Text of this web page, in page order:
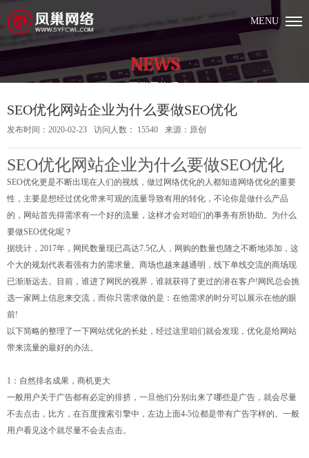
MENU
NEWS
​SEO优化网站企业为什么要做SEO优化
发布时间：2020-02-23 访问人数： 15540 来源：原创
SEO优化网站企业为什么要做SEO优化
SEO优化更是不断出现在人们的视线，做过网络优化的人都知道网络优化的重要
性，主要是想经过优化带来可观的流量导致有用的转化，不论你是做什么产品
的，网站首先得需求有一个好的流量，这样才会对咱们的事务有所协助。为什么
要做SEO优化呢？
据统计，2017年，网民数量现已高达7.5亿人，网购的数量也随之不断地添加，这
个大的规划代表着强有力的需求量。商场也越来越通明，线下单线交流的商场现
已渐渐远去。目前，谁进了网民的视界，谁就获得了更过的潜在客户!网民总会挑
选一家网上信息来交流，而你只需求做的是：在他需求的时分可以展示在他的眼
前!
以下简略的整理了一下网站优化的长处，经过这里咱们就会发现，优化是给网站
带来流量的最好的办法。
1：自然排名成果，商机更大
一般用户关于广告都有必定的排挤，一旦他们分别出来了哪些是广告，就会尽量
不去点击，比方，在百度搜索引擎中，左边上面4-5位都是带有广告字样的。一般
用户看见这个就尽量不会去点击。